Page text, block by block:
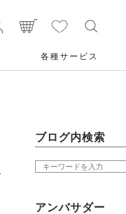
各種サービス
ブログ内検索
アンバサダー